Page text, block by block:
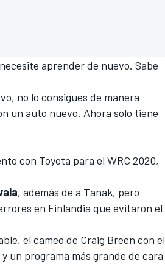
aprender de nuevo. Sabe
no lo consigues de manera
un auto nuevo. Ahora solo tiene
con Toyota para el WRC 2020,
, además de a Tanak, pero
en Finlandia que evitaron el
el cameo de Craig Breen con el
un programa más grande de cara